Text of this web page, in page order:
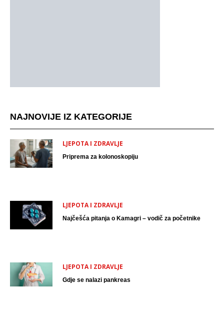
NAJNOVIJE IZ KATEGORIJE
LJEPOTA I ZDRAVLJE
Priprema za kolonoskopiju
LJEPOTA I ZDRAVLJE
Najčešća pitanja o Kamagri – vodič za početnike
LJEPOTA I ZDRAVLJE
Gdje se nalazi pankreas